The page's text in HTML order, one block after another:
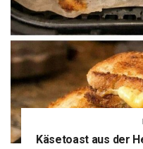
Käsetoast aus der